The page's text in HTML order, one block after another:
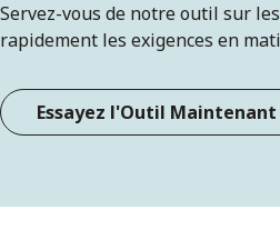
Servez-vous de notre outil sur
rapidement les exigences en
Essayez l'Outil Maintenant